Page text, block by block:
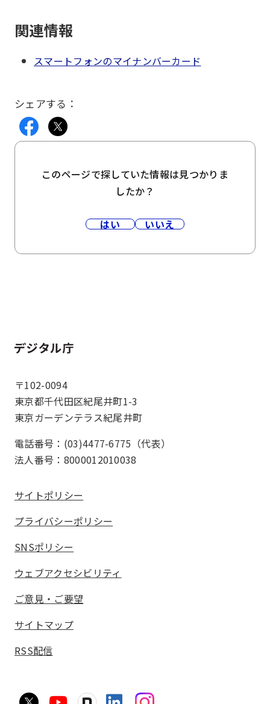
関連情報
スマートフォンのマイナンバーカード
シェアする：
このページで探していた情報は見つかりま
したか？
はい いいえ
ホーム
〒102-0094
東京都千代田区紀尾井町1-3
東京ガーデンテラス紀尾井町
電話番号：(03)4477-6775（代表）
法人番号：8000012010038
サイトポリシー
プライバシーポリシー
SNSポリシー
ウェブアクセシビリティ
ご意見・ご要望
サイトマップ
RSS配信